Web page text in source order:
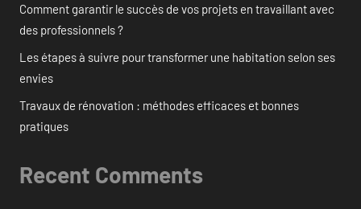
Comment garantir le succès de vos projets en travaillant avec
des professionnels ?
Les étapes à suivre pour transformer une habitation selon ses
envies
Travaux de rénovation : méthodes efficaces et bonnes
pratiques
Recent Comments